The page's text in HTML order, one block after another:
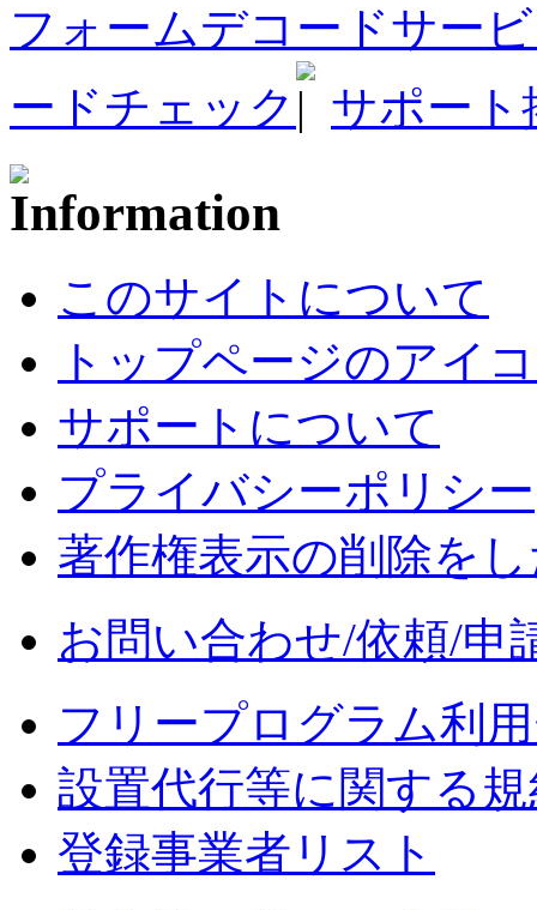
フォームデコードサー
ードチェック
サポート
このサイトについて
トップページのアイ
サポートについて
プライバシーポリシー
著作権表示の削除を
お問い合わせ/依頼/申
フリープログラム利
設置代行等に関する
登録事業者リスト